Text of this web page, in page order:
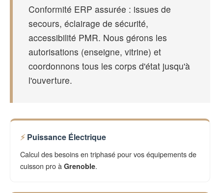
Conformité ERP assurée : issues de
secours, éclairage de sécurité,
accessibilité PMR. Nous gérons les
autorisations (enseigne, vitrine) et
coordonnons tous les corps d'état jusqu'à
l'ouverture.
Puissance Électrique
Calcul des besoins en triphasé pour vos équipements de
cuisson pro à Grenoble.